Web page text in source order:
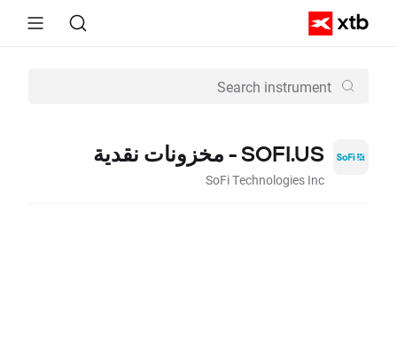
SOFI.US - مخزونات نقدية
SoFi Technologies Inc